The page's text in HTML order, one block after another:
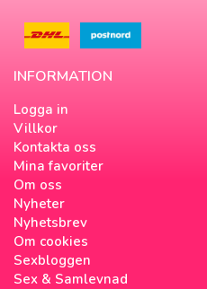
INFORMATION
Logga in
Villkor
Kontakta oss
Mina favoriter
Om oss
Nyheter
Nyhetsbrev
Om cookies
Sexbloggen
Sex & Samlevnad